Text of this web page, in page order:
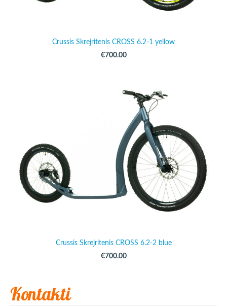
Kontakti
Crussis Skrejritenis CROSS 6.2-1 yellow
€700.00
Crussis Skrejritenis CROSS 6.2-2 blue
€700.00